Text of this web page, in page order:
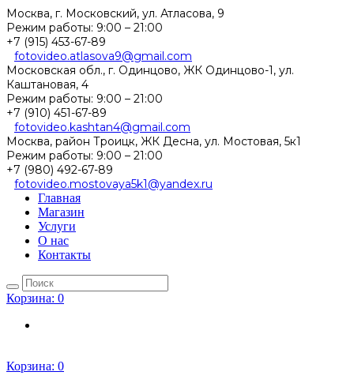
Москва, г. Московский, ул. Атласова, 9
Режим работы: 9:00 – 21:00
+7 (915) 453-67-89
fotovideo.atlasova9@gmail.com
Московская обл., г. Одинцово, ЖК Одинцово-1, ул.
Каштановая, 4
Режим работы: 9:00 – 21:00
+7 (910) 451-67-89
fotovideo.kashtan4@gmail.com
Москва, район Троицк, ЖК Десна, ул. Мостовая, 5к1
Режим работы: 9:00 – 21:00
+7 (980) 492-67-89
fotovideo.mostovaya5k1@yandex.ru
Главная
Магазин
Услуги
О нас
Контакты
Корзина: 0
Корзина: 0